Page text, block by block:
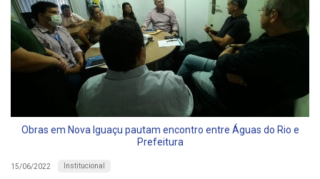
Obras em Nova Iguaçu pautam encontro entre Águas do Rio e
Prefeitura
15/06/2022 Institucional